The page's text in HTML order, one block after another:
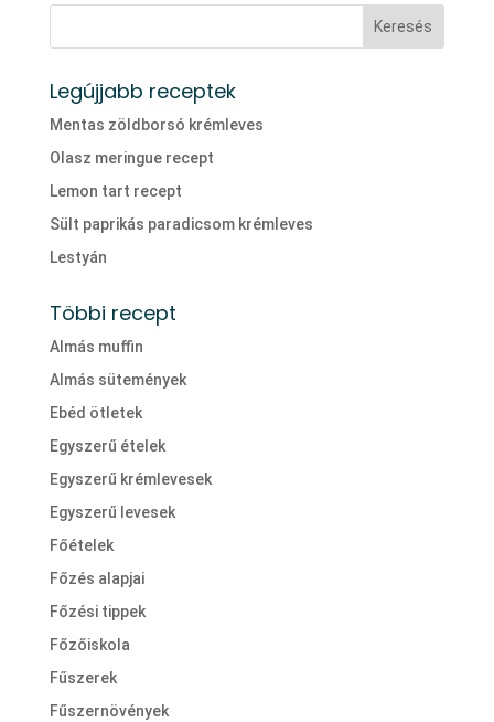
Legújjabb receptek
Mentas zöldborsó krémleves
Olasz meringue recept
Lemon tart recept
Sült paprikás paradicsom krémleves
Lestyán
Többi recept
Almás muffin
Almás sütemények
Ebéd ötletek
Egyszerű ételek
Egyszerű krémlevesek
Egyszerű levesek
Főételek
Főzés alapjai
Főzési tippek
Főzőiskola
Fűszerek
Fűszernövények